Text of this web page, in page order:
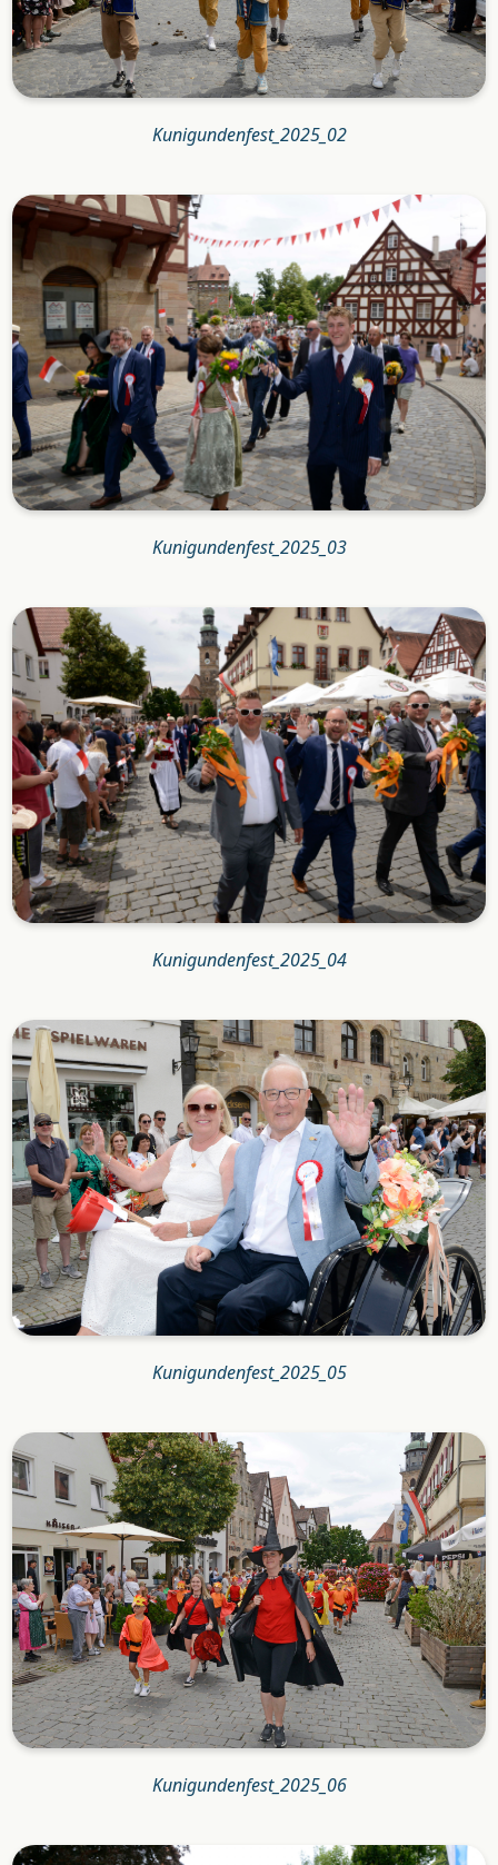
Kunigundenfest_2025_02
Kunigundenfest_2025_03
Kunigundenfest_2025_04
Kunigundenfest_2025_05
Kunigundenfest_2025_06